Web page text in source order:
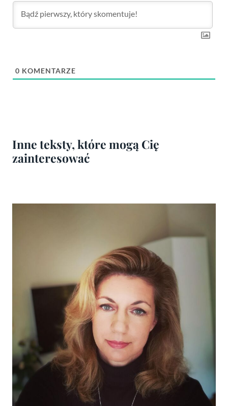
0 KOMENTARZE
Inne teksty, które mogą Cię
zainteresować